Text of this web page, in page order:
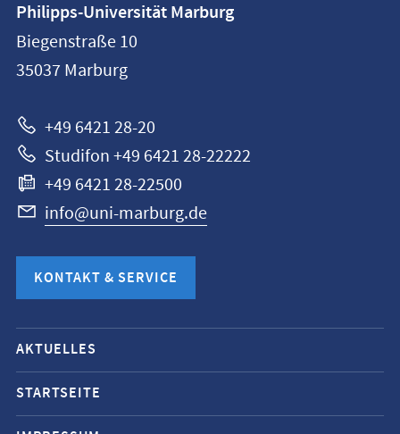
Philipps-
Universität
Marburg
Philipps-Universität Marburg
Biegenstraße 10
35037 Marburg
+49 6421 28-20
Studifon +49 6421 28-22222
+49 6421 28-22500
info@uni-marburg.de
KONTAKT & SERVICE
Mobile-
Service-
Navigation
und
AKTUELLES
STARTSEITE